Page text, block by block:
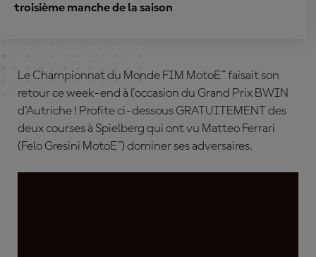
troisième manche de la saison
Le Championnat du Monde FIM MotoE™ faisait son
retour ce week-end à l'occasion du Grand Prix BWIN
d'Autriche ! Profite ci-dessous GRATUITEMENT des
deux courses à Spielberg qui ont vu Matteo Ferrari
(Felo Gresini MotoE™) dominer ses adversaires.